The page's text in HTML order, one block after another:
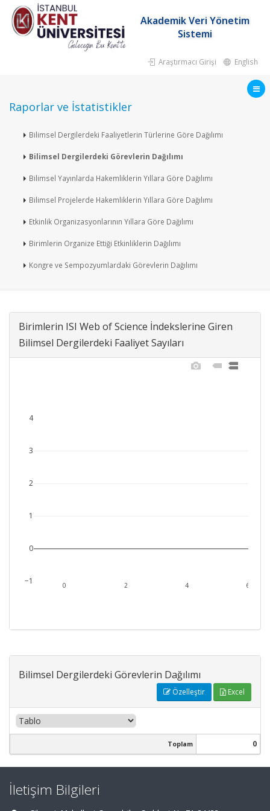
Akademik Veri Yönetim
Sistemi
Araştırmacı Girişi English
Raporlar ve İstatistikler
Bilimsel Dergilerdeki Faaliyetlerin Türlerine Göre Dağılımı
Bilimsel Dergilerdeki Görevlerin Dağılımı
Bilimsel Yayınlarda Hakemliklerin Yıllara Göre Dağılımı
Bilimsel Projelerde Hakemliklerin Yıllara Göre Dağılımı
Etkinlik Organizasyonlarının Yıllara Göre Dağılımı
Birimlerin Organize Ettiği Etkinliklerin Dağılımı
Kongre ve Sempozyumlardaki Görevlerin Dağılımı
Birimlerin ISI Web of Science İndekslerine Giren
Bilimsel Dergilerdeki Faaliyet Sayıları
0 2 4 6
−1
0
1
2
3
4
Bilimsel Dergilerdeki Görevlerin Dağılımı
Özelleştir Excel
Toplam 0
İletişim Bilgileri